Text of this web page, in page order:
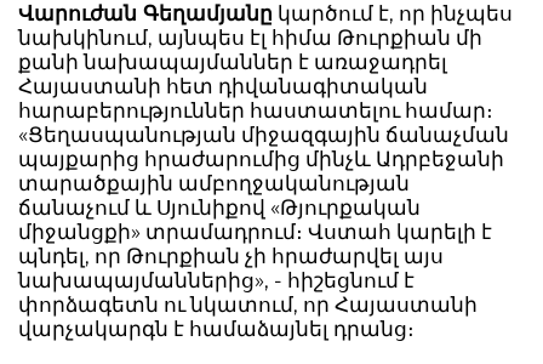
Վարուժան Գեղամյանը կարծում է, որ ինչպես
նախկինում, այնպես էլ հիմա Թուրքիան մի
քանի նախապայմաններ է առաջադրել
Հայաստանի հետ դիվանագիտական
հարաբերություններ հաստատելու համար։
«Ցեղասպանության միջազգային ճանաչման
պայքարից հրաժարումից մինչև Ադրբեջանի
տարածքային ամբողջականության
ճանաչում և Սյունիքով «Թյուրքական
միջանցքի» տրամադրում։ Վստահ կարելի է
պնդել, որ Թուրքիան չի հրաժարվել այս
նախապայմաններից», - հիշեցնում է
փորձագետն ու նկատում, որ Հայաստանի
վարչակարգն է համաձայնել դրանց։